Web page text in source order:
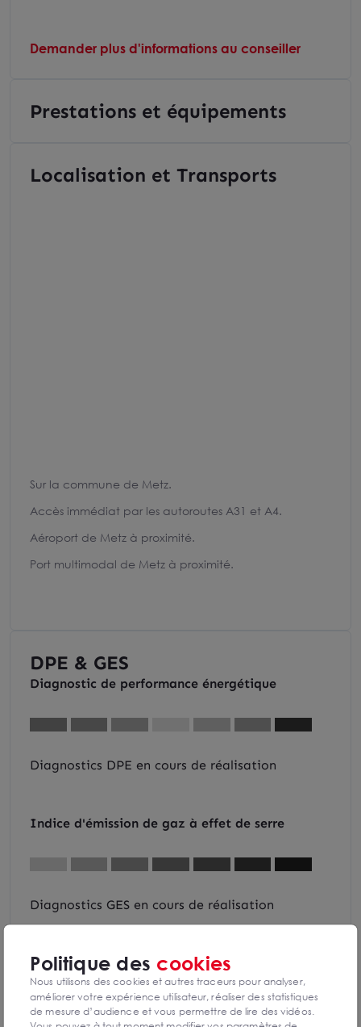
Demander plus d'informations au conseiller
Prestations et équipements
Localisation et Transports
Sur la commune de Metz.
Accès immédiat par les autoroutes A31 et A4.
Aéroport de Metz à proximité.
Port multimodal de Metz à proximité.
DPE & GES
Diagnostic de performance énergétique
Diagnostics DPE en cours de réalisation
Indice d'émission de gaz à effet de serre
Diagnostics GES en cours de réalisation
Vincent BLANCHET
Logistique
Politique des cookies
Nous utilisons des cookies et autres traceurs pour analyser,
améliorer votre expérience utilisateur, réaliser des statistiques
de mesure d’audience et vous permettre de lire des vidéos.